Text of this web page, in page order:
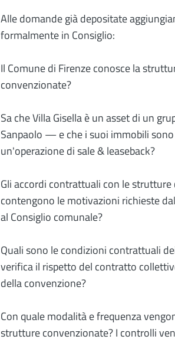
Alle domande già depositate
formalmente in Consiglio:
Il Comune di Firenze conosce la
convenzionate?
Sa che Villa Gisella è un asset di un
Sanpaolo — e che i suoi immobili
un'operazione di sale & leaseback?
Gli accordi contrattuali con le
contengono le motivazioni richieste
al Consiglio comunale?
Quali sono le condizioni contrattuali
verifica il rispetto del contratto
della convenzione?
Con quale modalità e frequenza
strutture convenzionate? I controlli